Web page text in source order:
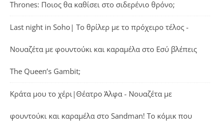
Thrones: Ποιος θα καθίσει στο σιδερένιο θρόνο;
Last night in Soho| Το θρίλερ με το πρόχειρο τέλος -
Νουαζέτα με φουντούκι και καραμέλα στο Εσύ βλέπεις
The Queen’s Gambit;
Κράτα μου το χέρι|Θέατρο Άλφα - Νουαζέτα με
φουντούκι και καραμέλα στο Sandman! Το κόμικ που